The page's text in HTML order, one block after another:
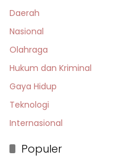
Daerah
Nasional
Olahraga
Hukum dan Kriminal
Gaya Hidup
Teknologi
Internasional
Populer